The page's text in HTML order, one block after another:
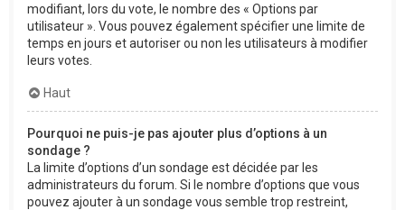
modifiant, lors du vote, le nombre des « Options par
utilisateur ». Vous pouvez également spécifier une limite de
temps en jours et autoriser ou non les utilisateurs à modifier
leurs votes.
Haut
Pourquoi ne puis-je pas ajouter plus d’options à un
sondage ?
La limite d’options d’un sondage est décidée par les
administrateurs du forum. Si le nombre d’options que vous
pouvez ajouter à un sondage vous semble trop restreint,